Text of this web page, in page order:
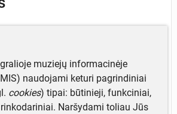
gairelė, baigiasi trikampiu, ant
metodu pavaizduota: averse
raudona, geltona spalvos) ir
TSR valstybinis kūno kultūros ir
Reverse pavaizduotas disko
diską (raudona spalva). Gairelės
muziejų informacinėje
naudojami keturi pagrindiniai
cookies) tipai: būtinieji, funkciniai,
Naršydami toliau Jūs